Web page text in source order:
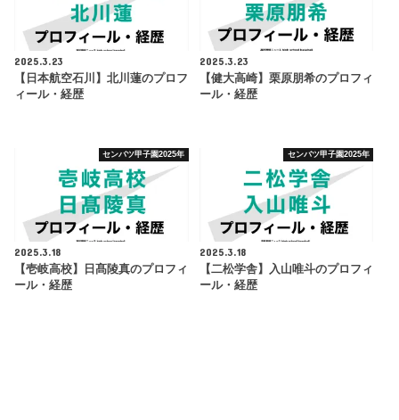
2025.3.23
【日本航空石川】北川蓮のプロフ
ィール・経歴
2025.3.23
【健大高崎】栗原朋希のプロフィ
ール・経歴
センバツ甲子園2025年
2025.3.18
【壱岐高校】日髙陵真のプロフィ
ール・経歴
センバツ甲子園2025年
2025.3.18
【二松学舎】入山唯斗のプロフィ
ール・経歴